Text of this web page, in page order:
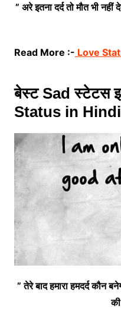
” अरे इतना दर्द तो मौत भी नहीं
Read More :- Love
बेस्ट Sad स्टेटस
Status in Hindi
” तेरे बाद हमारा हमदर्द कौन